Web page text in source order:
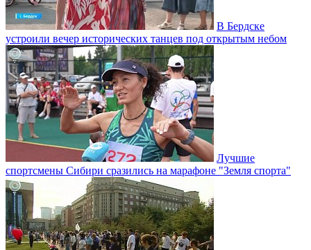
В Бердске
устроили вечер исторических танцев под открытым небом
Лучшие
спортсмены Сибири сразились на марафоне "Земля спорта"